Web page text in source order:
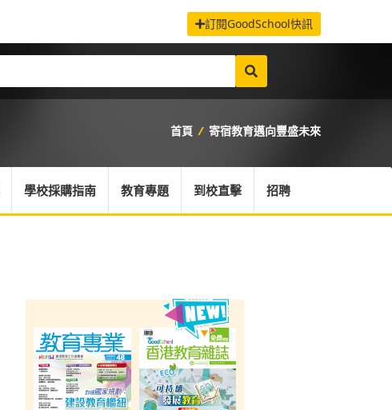
訂閱GoodSchool快訊
首頁 / 寄宿教育邁向豐盛未來
學校採購指南 教育專題 到校直擊 招聘